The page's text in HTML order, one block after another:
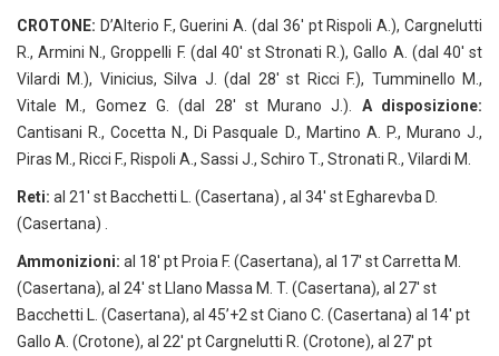
CROTONE: D’Alterio F., Guerini A. (dal 36′ pt Rispoli A.), Cargnelutti
R., Armini N., Groppelli F. (dal 40′ st Stronati R.), Gallo A. (dal 40′ st
Vilardi M.), Vinicius, Silva J. (dal 28′ st Ricci F.), Tumminello M.,
Vitale M., Gomez G. (dal 28′ st Murano J.). A disposizione:
Cantisani R., Cocetta N., Di Pasquale D., Martino A. P., Murano J.,
Piras M., Ricci F., Rispoli A., Sassi J., Schiro T., Stronati R., Vilardi M.
Reti: al 21′ st Bacchetti L. (Casertana) , al 34′ st Egharevba D.
(Casertana) .
Ammonizioni: al 18′ pt Proia F. (Casertana), al 17′ st Carretta M.
(Casertana), al 24′ st Llano Massa M. T. (Casertana), al 27′ st
Bacchetti L. (Casertana), al 45’+2 st Ciano C. (Casertana) al 14′ pt
Gallo A. (Crotone), al 22′ pt Cargnelutti R. (Crotone), al 27′ pt